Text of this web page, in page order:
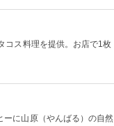
コス料理を提供。お店で1枚
ーに山原（やんばる）の自然